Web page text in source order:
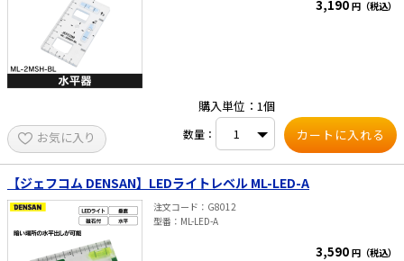
3,190 円（税込）
お気に入り
購入単位：1個
数量：
【ジェフコム DENSAN】LEDライトレベル ML-LED-A
注文コード
G8012
型番
ML-LED-A
3,590 円（税込）